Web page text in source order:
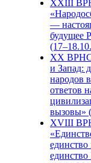
XXIII
—
будущее
XX ВРНС
и Запад:
народов
ответов
вызовы»
XVIII
единство
единство